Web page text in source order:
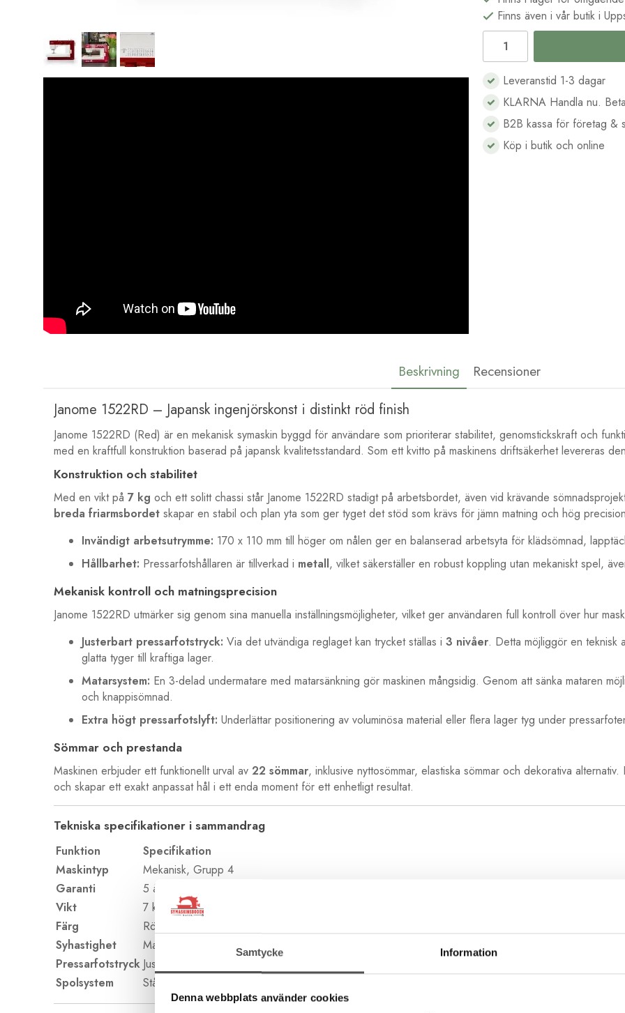
Samtycke Information
Denna webbplats använder cookies
Finns även i vår butik i
Leveranstid 1-3 dagar
KLARNA Handla nu.
B2B kassa för företag &
Köp i butik och online
Beskrivning Recensioner
Janome 1522RD – Japansk ingenjörskonst i distinkt röd finish
Janome 1522RD (Red) är en mekanisk symaskin byggd för användare som prioriterar stabilitet, genomstickskraft och
med en kraftfull konstruktion baserad på japansk kvalitetsstandard. Som ett kvitto på maskinens driftsäkerhet levereras
Konstruktion och stabilitet
Med en vikt på 7 kg och ett solitt chassi står Janome 1522RD stadigt på arbetsbordet, även vid krävande
breda friarmsbordet skapar en stabil och plan yta som ger tyget det stöd som krävs för jämn matning och hög
Invändigt arbetsutrymme: 170 x 110 mm till höger om nålen ger en balanserad arbetsyta för klädsömnad,
Hållbarhet: Pressarfotshållaren är tillverkad i metall, vilket säkerställer en robust koppling utan mekaniskt spel,
Mekanisk kontroll och matningsprecision
Janome 1522RD utmärker sig genom sina manuella inställningsmöjligheter, vilket ger användaren full kontroll över hur
Justerbart pressarfotstryck: Via det utvändiga reglaget kan trycket ställas i 3 nivåer. Detta möjliggör en teknisk
glatta tyger till kraftiga lager.
Matarsystem: En 3-delad undermatare med matarsänkning gör maskinen mångsidig. Genom att sänka mataren
och knappisömnad.
Extra högt pressarfotslyft: Underlättar positionering av voluminösa material eller flera lager tyg under
Sömmar och prestanda
Maskinen erbjuder ett funktionellt urval av 22 sömmar, inklusive nyttosömmar, elastiska sömmar och dekorativa
och skapar ett exakt anpassat hål i ett enda moment för ett enhetligt resultat.
Tekniska specifikationer i sammandrag
Funktion
Specifikation
Maskintyp
Mekanisk, Grupp 4
Garanti
5 år (inkl. delar och arbete)
Vikt
7 kg
Färg
Röd (Red)
Syhastighet
Max 800 spm
Pressarfotstryck Justerbart i 3 nivåer
Spolsystem
Stående